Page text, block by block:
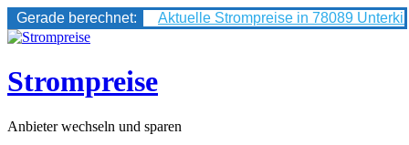
Gerade berechnet:
Aktuelle Strompreise in 78089
Skip
content
Strompreise
Anbieter wechseln und sparen